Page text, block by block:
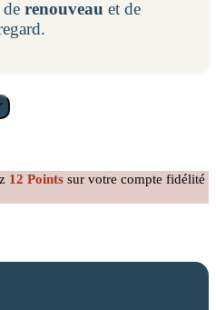
derenouveau et de
12 Points sur votre compte fidélité